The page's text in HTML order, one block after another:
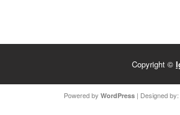
Copyright ©
Powered by WordPress| Designed by: